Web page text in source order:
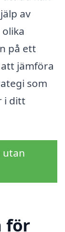
av
på ett
jämföra
som
i ditt
utan
för